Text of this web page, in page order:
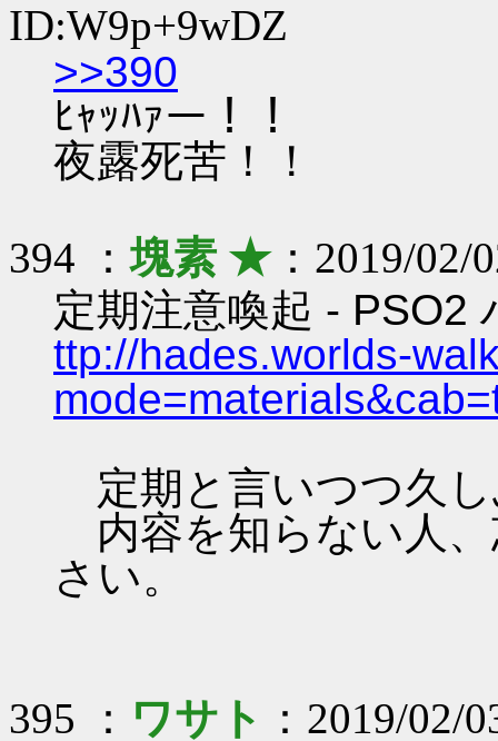
ID:W9p+9wDZ
>>390
ﾋｬｯﾊｧー！！
夜露死苦！！
394 ：塊素 ★：2019/02/
定期注意喚起 - PSO2
ttp://hades.worlds-
定期と言いつつ久
内容を知らない人
さい。
395 ： ワサト ：2019/02/